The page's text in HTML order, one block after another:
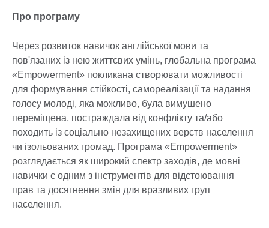
Про програму
Через розвиток навичок англійської мови та
пов'язаних із нею життєвих умінь, глобальна програма
«Empowerment» покликана створювати можливості
для формування стійкості, самореалізації та надання
голосу молоді, яка можливо, була вимушено
переміщена, постраждала від конфлікту та/або
походить із соціально незахищених верств населення
чи ізольованих громад. Програма «Empowerment»
розглядається як широкий спектр заходів, де мовні
навички є одним з інструментів для відстоювання
прав та досягнення змін для вразливих груп
населення.